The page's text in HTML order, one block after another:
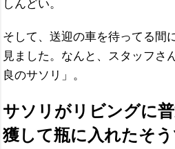
しんどい。
そして、送迎の車を待ってる間
見ました。なんと、スタッフさ
良のサソリ」。
サソリがリビングに
獲して瓶に入れたそ